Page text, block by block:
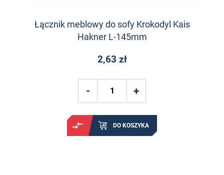
Łącznik meblowy do sofy Krokodyl Kais
Hakner L-145mm
2,63 zł
DO KOSZYKA